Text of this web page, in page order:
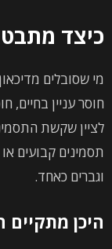
כיצד
מי שסובלים
חוסר עניין בחיים,
לציין שקשת
תסמינים קבועים
וגברים כאחד.
היכן מתקיים